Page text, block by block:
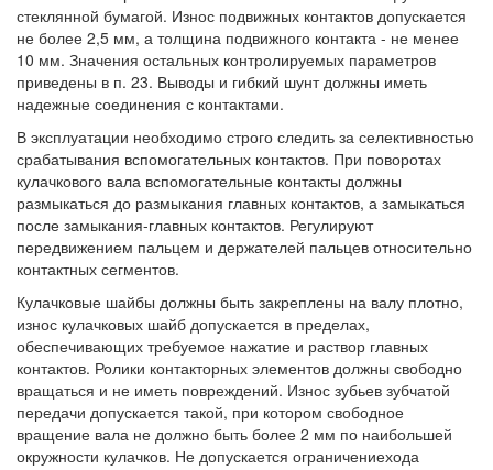
стеклянной бумагой. Износ подвижных контактов допускается
не более 2,5 мм, а толщина подвижного контакта - не менее
10 мм. Значения остальных контролируемых параметров
приведены в п. 23. Выводы и гибкий шунт должны иметь
надежные соединения с контактами.
В эксплуатации необходимо строго следить за селективностью
срабатывания вспомогательных контактов. При поворотах
кулачкового вала вспомогательные контакты должны
размыкаться до размыкания главных контактов, а замыкаться
после замыкания-главных контактов. Регулируют
передвижением пальцем и держателей пальцев относительно
контактных сегментов.
Кулачковые шайбы должны быть закреплены на валу плотно,
износ кулачковых шайб допускается в пределах,
обеспечивающих требуемое нажатие и раствор главных
контактов. Ролики контакторных элементов должны свободно
вращаться и не иметь повреждений. Износ зубьев зубчатой
передачи допускается такой, при котором свободное
вращение вала не должно быть более 2 мм по наибольшей
окружности кулачков. Не допускается ограничениехода